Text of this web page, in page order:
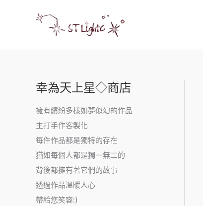
幸為天上星◇商店
擁有繽紛多樣如夢似幻的作品
主打手作客製化
每件作品都是獨特的存在
猶如每個人都是獨一無二的
背後都擁有著它們的故事
透過作品溫暖人心
帶給您笑容:)